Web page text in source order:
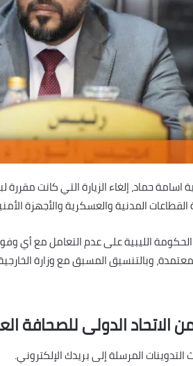
اسامة حماد، إلغاء الزيارة التي كانت
المدنية والعسكرية والأجهزة
الليبية على عدم التعامل مع أي وفود
وبالتنسيق المسبق مع وزارة
الاتحاد الدولى للصحافة
المرسلة إلى بريدك الإلكتروني.